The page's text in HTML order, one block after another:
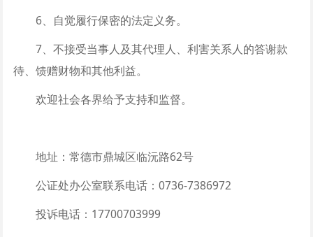
6、自觉履行保密的法定义务。
7、不接受当事人及其代理人、利害关系人的答谢款
待、馈赠财物和其他利益。
欢迎社会各界给予支持和监督。
地址：常德市鼎城区临沅路62号
公证处办公室联系电话：0736-7386972
投诉电话：17700703999